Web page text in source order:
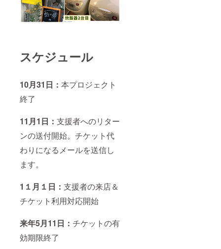
スケジュール
10月31日： 本プロジェクト
終了
11月1日： 支援者へのリター
ンの送付開始。チケット代
わりになるメールを送信し
ます。
1１月１日： 支援者の来店＆
チケット利用対応開始
来年5月11日： チケットの有
効期限終了